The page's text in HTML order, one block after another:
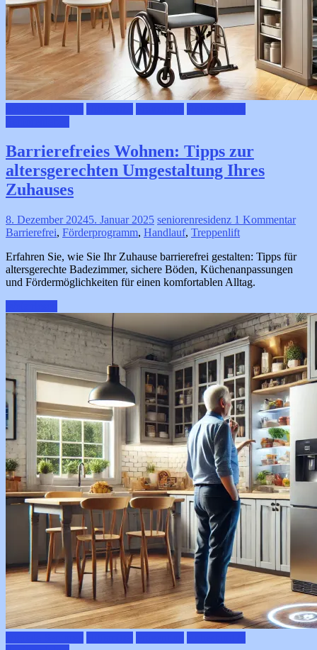
Barrierefreies Wohnen: Tipps zur
altersgerechten Umgestaltung Ihres
Zuhauses
8. Dezember 20245. Januar 2025 seniorenresidenz 1 Kommentar
Barrierefrei, Förderprogramm, Handlauf, Treppenlift
Erfahren Sie, wie Sie Ihr Zuhause barrierefrei gestalten: Tipps für
altersgerechte Badezimmer, sichere Böden, Küchenanpassungen
und Fördermöglichkeiten für einen komfortablen Alltag.